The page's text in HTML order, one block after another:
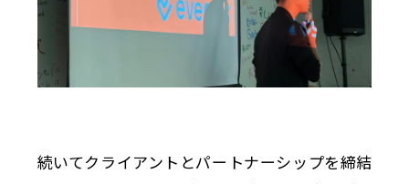
続いてクライアントとパートナーシップを締結